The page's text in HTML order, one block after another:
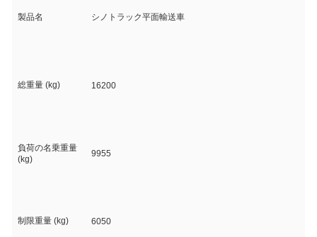
製品名 シノトラック平面輸送車
総重量 (kg) 16200
負荷の名乗重量
(kg)
9955
制限重量 (kg) 6050